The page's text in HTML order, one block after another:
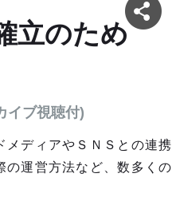
立のため
イブ視聴付)
メディアやＳＮＳとの連携
の運営方法など、数多くの